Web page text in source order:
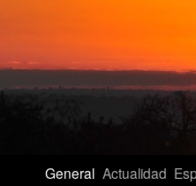
General Actualidad